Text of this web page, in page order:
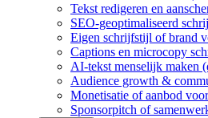
Tekst redigeren en
SEO-geoptimaliseerd
Eigen schrijfstijl of brand
Captions en microcopy
AI-tekst menselijk maken
Audience growth &
Monetisatie of aanbod
Sponsorpitch of